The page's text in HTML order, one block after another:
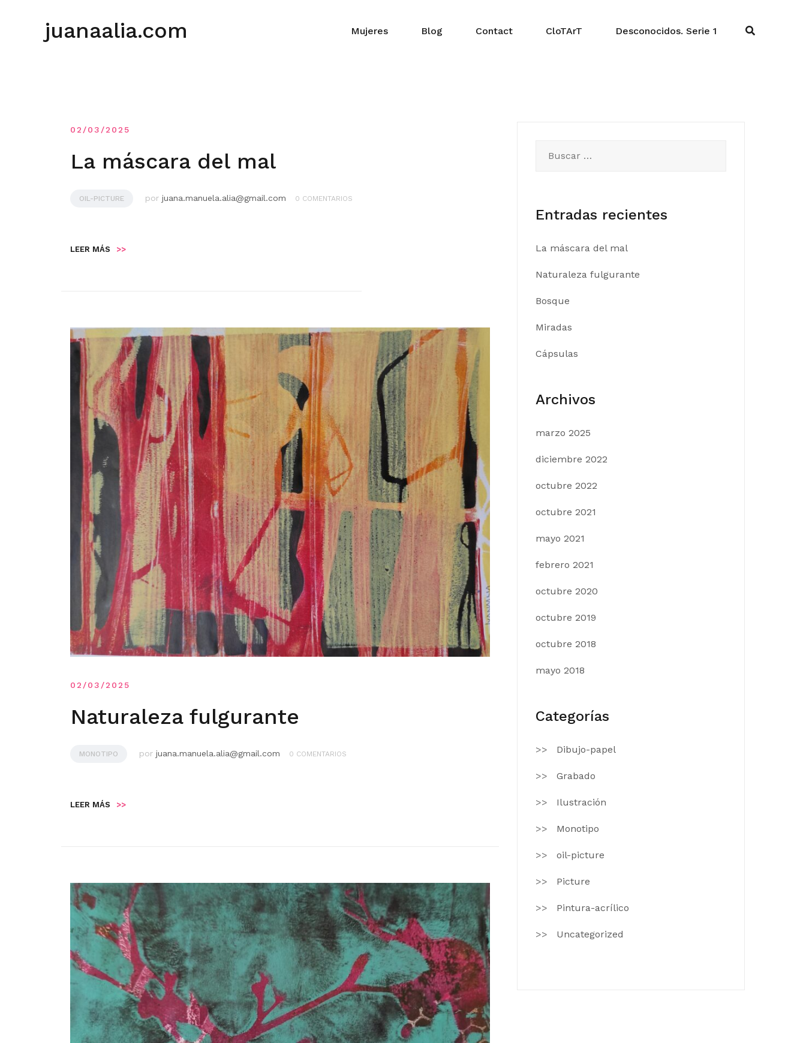
juanaalia.com Mujeres Blog Contact CloTArT Desconocidos. Serie 1
02/03/2025
La máscara del mal
OIL-PICTURE por juana.manuela.alia@gmail.com 0 COMENTARIOS
LEER MÁS >>
02/03/2025
Naturaleza fulgurante
MONOTIPO por juana.manuela.alia@gmail.com 0 COMENTARIOS
LEER MÁS >>
Entradas recientes
La máscara del mal
Naturaleza fulgurante
Bosque
Miradas
Cápsulas
Archivos
marzo 2025
diciembre 2022
octubre 2022
octubre 2021
mayo 2021
febrero 2021
octubre 2020
octubre 2019
octubre 2018
mayo 2018
Categorías
Dibujo-papel
Grabado
Ilustración
Monotipo
oil-picture
Picture
Pintura-acrílico
Uncategorized